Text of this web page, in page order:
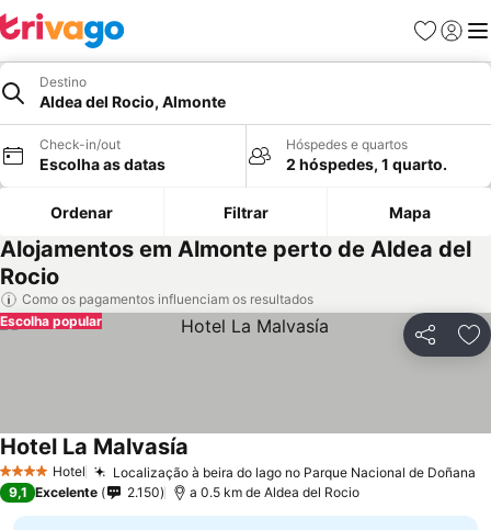
Favoritos
Iniciar
Destino
Aldea del Rocio, Almonte
Check-in/out
Escolha as datas
Hóspedes e quartos
2 hóspedes, 1 quarto.
Ordenar Filtrar Mapa
Alojamentos em Almonte perto de Aldea del
Rocio
Como os pagamentos influenciam os resultados
Partilhar
Escolha popular
4 EstrelasHotel Localização à beira do lago no Parque Nacional de Doñana
Hotel La Malvasía
9,1 Excelente 2.150 a 0.5 km de Aldea del Rocio